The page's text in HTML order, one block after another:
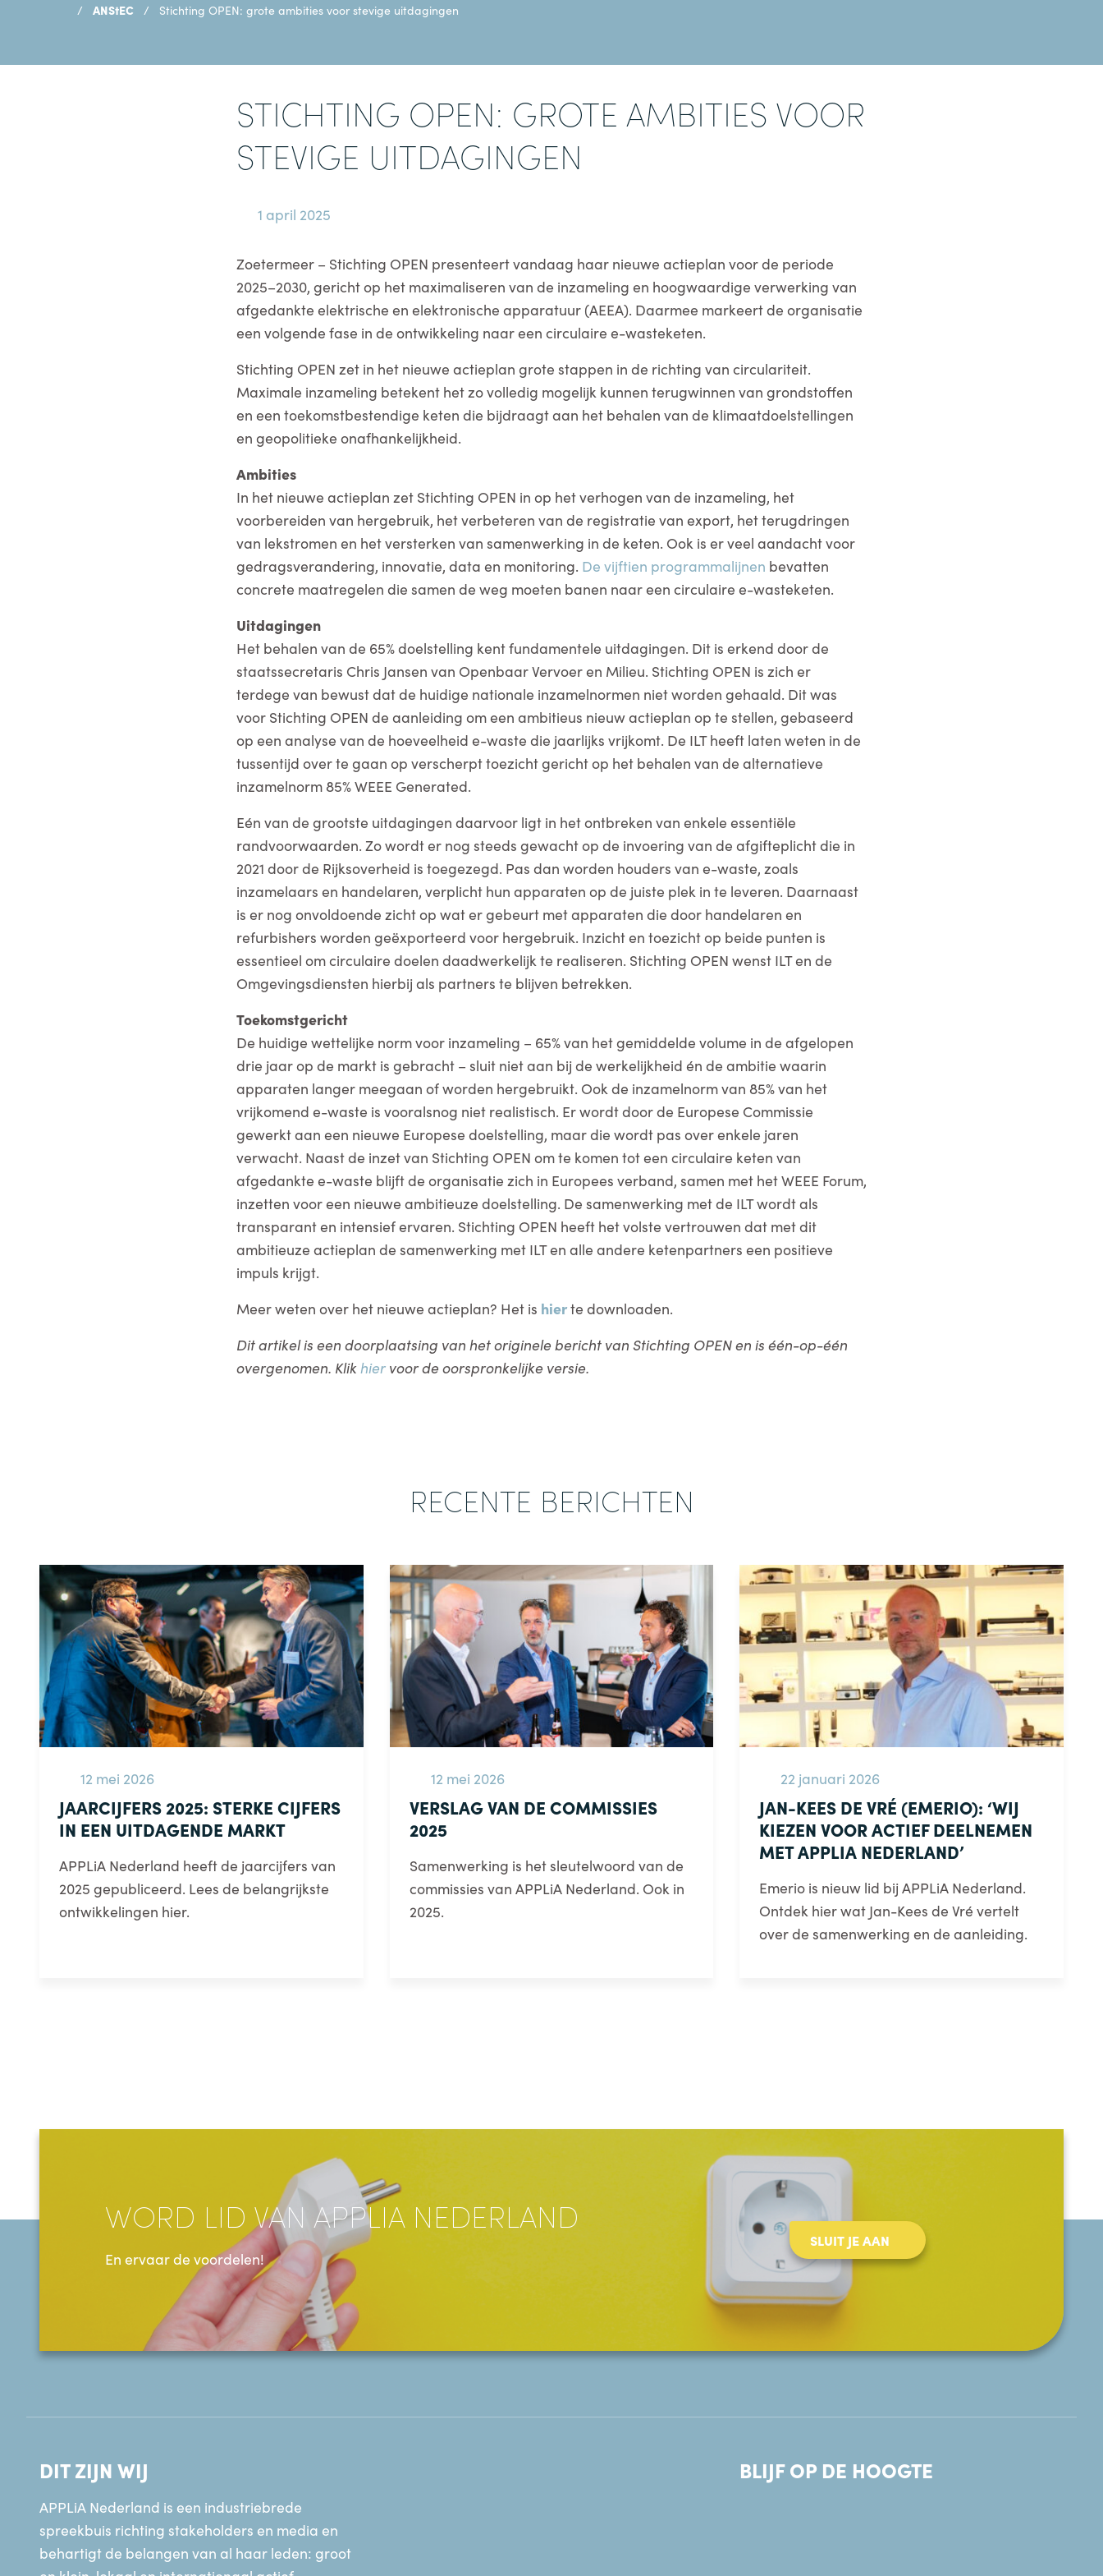
ANStEC Stichting OPEN: grote ambities voor stevige uitdagingen
STICHTING OPEN: GROTE AMBITIES VOOR
STEVIGE UITDAGINGEN
1 april 2025
Zoetermeer – Stichting OPEN presenteert vandaag haar nieuwe actieplan voor de periode
2025–2030, gericht op het maximaliseren van de inzameling en hoogwaardige verwerking van
afgedankte elektrische en elektronische apparatuur (AEEA). Daarmee markeert de organisatie
een volgende fase in de ontwikkeling naar een circulaire e-wasteketen.
Stichting OPEN zet in het nieuwe actieplan grote stappen in de richting van circulariteit.
Maximale inzameling betekent het zo volledig mogelijk kunnen terugwinnen van grondstoffen
en een toekomstbestendige keten die bijdraagt aan het behalen van de klimaatdoelstellingen
en geopolitieke onafhankelijkheid.
Ambities
In het nieuwe actieplan zet Stichting OPEN in op het verhogen van de inzameling, het
voorbereiden van hergebruik, het verbeteren van de registratie van export, het terugdringen
van lekstromen en het versterken van samenwerking in de keten. Ook is er veel aandacht voor
gedragsverandering, innovatie, data en monitoring. De vijftien programmalijnen bevatten
concrete maatregelen die samen de weg moeten banen naar een circulaire e-wasteketen.
Uitdagingen
Het behalen van de 65% doelstelling kent fundamentele uitdagingen. Dit is erkend door de
staatssecretaris Chris Jansen van Openbaar Vervoer en Milieu. Stichting OPEN is zich er
terdege van bewust dat de huidige nationale inzamelnormen niet worden gehaald. Dit was
voor Stichting OPEN de aanleiding om een ambitieus nieuw actieplan op te stellen, gebaseerd
op een analyse van de hoeveelheid e-waste die jaarlijks vrijkomt. De ILT heeft laten weten in de
tussentijd over te gaan op verscherpt toezicht gericht op het behalen van de alternatieve
inzamelnorm 85% WEEE Generated.
Eén van de grootste uitdagingen daarvoor ligt in het ontbreken van enkele essentiële
randvoorwaarden. Zo wordt er nog steeds gewacht op de invoering van de afgifteplicht die in
2021 door de Rijksoverheid is toegezegd. Pas dan worden houders van e-waste, zoals
inzamelaars en handelaren, verplicht hun apparaten op de juiste plek in te leveren. Daarnaast
is er nog onvoldoende zicht op wat er gebeurt met apparaten die door handelaren en
refurbishers worden geëxporteerd voor hergebruik. Inzicht en toezicht op beide punten is
essentieel om circulaire doelen daadwerkelijk te realiseren. Stichting OPEN wenst ILT en de
Omgevingsdiensten hierbij als partners te blijven betrekken.
Toekomstgericht
De huidige wettelijke norm voor inzameling – 65% van het gemiddelde volume in de afgelopen
drie jaar op de markt is gebracht – sluit niet aan bij de werkelijkheid én de ambitie waarin
apparaten langer meegaan of worden hergebruikt. Ook de inzamelnorm van 85% van het
vrijkomend e-waste is vooralsnog niet realistisch. Er wordt door de Europese Commissie
gewerkt aan een nieuwe Europese doelstelling, maar die wordt pas over enkele jaren
verwacht. Naast de inzet van Stichting OPEN om te komen tot een circulaire keten van
afgedankte e-waste blijft de organisatie zich in Europees verband, samen met het WEEE Forum,
inzetten voor een nieuwe ambitieuze doelstelling. De samenwerking met de ILT wordt als
transparant en intensief ervaren. Stichting OPEN heeft het volste vertrouwen dat met dit
ambitieuze actieplan de samenwerking met ILT en alle andere ketenpartners een positieve
impuls krijgt.
Meer weten over het nieuwe actieplan? Het is hierte downloaden.
Dit artikel is een doorplaatsing van het originele bericht van Stichting OPEN en is één-op-één
overgenomen. Klikhier voor de oorspronkelijke versie.
RECENTE BERICHTEN
12 mei 2026
JAARCIJFERS 2025: STERKE CIJFERS
IN EEN UITDAGENDE MARKT
APPLiA Nederland heeft de jaarcijfers van
2025 gepubliceerd. Lees de belangrijkste
ontwikkelingen hier.
12 mei 2026
VERSLAG VAN DE COMMISSIES
2025
Samenwerking is het sleutelwoord van de
commissies van APPLiA Nederland. Ook in
2025.
22 januari 2026
JAN-KEES DE VRÉ (EMERIO): ‘WIJ
KIEZEN VOOR ACTIEF DEELNEMEN
MET APPLIA NEDERLAND’
Emerio is nieuw lid bij APPLiA Nederland.
Ontdek hier wat Jan-Kees de Vré vertelt
over de samenwerking en de aanleiding.
WORD LID VAN APPLIA NEDERLAND
En ervaar de voordelen!
SLUIT JE AAN
DIT ZIJN WIJ
APPLiA Nederland is een industriebrede
spreekbuis richting stakeholders en media en
behartigt de belangen van al haar leden: groot
BLIJF OP DE HOOGTE